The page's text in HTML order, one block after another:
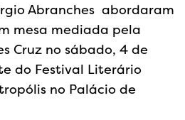
Abranches abordaram
mesa mediada pela
Cruz no sábado, 4 de
do Festival Literário
no Palácio de